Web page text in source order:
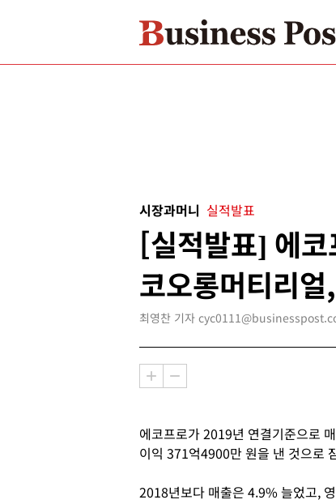
시장과머니 실적발표
[실적발표] 에
코오롱머티리
최영찬 기자
에코프로가 2019년 연결기준으로
이익 371억4900만 원을 낸 것으로
2018년보다 매출은 4.9% 늘었고,